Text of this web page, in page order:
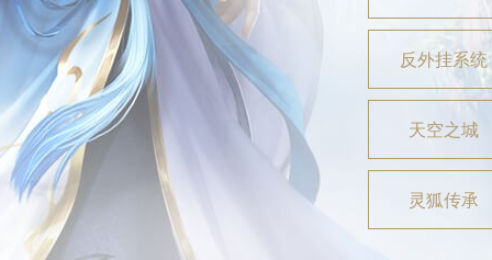
反外挂系统
天空之城
灵狐传承